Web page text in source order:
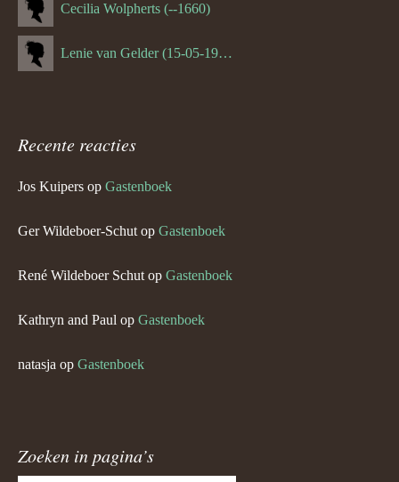
Cecilia Wolpherts (--1660)
Lenie van Gelder (15-05-1970)
Recente reacties
Jos Kuipers op Gastenboek
Ger Wildeboer-Schut op Gastenboek
René Wildeboer Schut op Gastenboek
Kathryn and Paul op Gastenboek
natasja op Gastenboek
Zoeken in pagina’s